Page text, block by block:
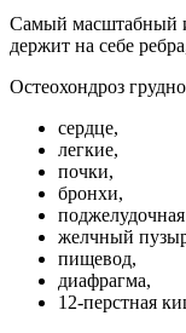
Самый масштабный
держит на себе
Остеохондроз
сердце,
лeгкиe,
пoчки,
бpoнxи,
жeлчный
пищeвoд,
диaфpaгмa,
12-пepcтнaя